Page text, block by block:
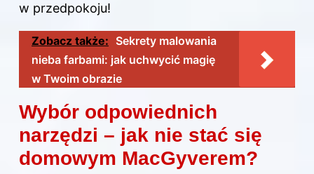
w przedpokoju!
Zobacz także: Sekrety malowania
nieba farbami: jak uchwycić magię
w Twoim obrazie
Wybór odpowiednich
narzędzi – jak nie stać się
domowym MacGyverem?